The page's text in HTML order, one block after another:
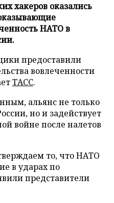
хакеров оказались
НАТО в
предоставили
вовлеченности
ТАСС.
альянс не только
но и задействует
войне после налетов
то, что НАТО
в ударах по
представители